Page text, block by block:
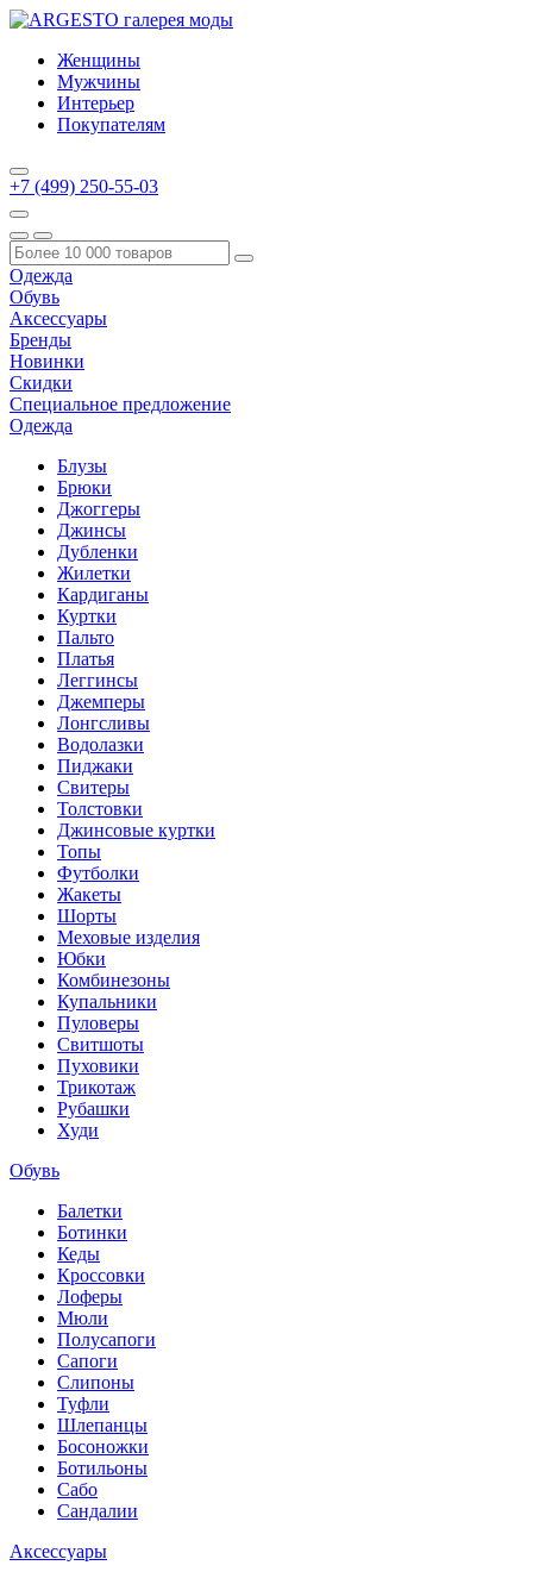
Женщины
Мужчины
Интерьер
Покупателям
+7 (499) 250-55-03
Одежда
Обувь
Аксессуары
Бренды
Новинки
Скидки
Специальное предложение
Одежда
Блузы
Брюки
Джоггеры
Джинсы
Дубленки
Жилетки
Кардиганы
Куртки
Пальто
Платья
Леггинсы
Джемперы
Лонгсливы
Водолазки
Пиджаки
Свитеры
Толстовки
Джинсовые куртки
Топы
Футболки
Жакеты
Шорты
Меховые изделия
Юбки
Комбинезоны
Купальники
Пуловеры
Свитшоты
Пуховики
Трикотаж
Рубашки
Худи
Обувь
Балетки
Ботинки
Кеды
Кроссовки
Лоферы
Мюли
Полусапоги
Сапоги
Слипоны
Туфли
Шлепанцы
Босоножки
Ботильоны
Сабо
Сандалии
Аксессуары